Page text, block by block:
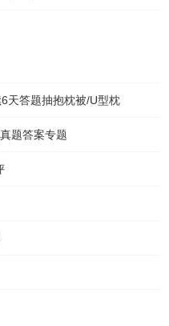
天答题抽抱枕被/U型枕
题答案专题